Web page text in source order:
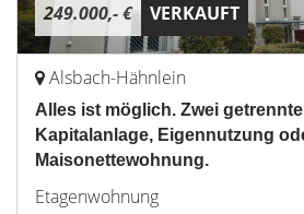
249.000,- € VERKAUFT
Alsbach-Hähnlein
Alles ist möglich. Zwei
Kapitalanlage, Eigennutzung
Maisonettewohnung.
Etagenwohnung